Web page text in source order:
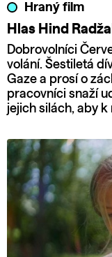
Hraný film
Hlas Hind
Dobrovolníci
volání. Šestiletá
Gaze a prosí o
pracovníci snaží
jejich silách, aby